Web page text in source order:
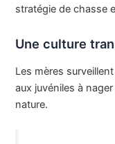
stratégie de chasse
Une culture
Les mères
aux juvéniles à
nature.